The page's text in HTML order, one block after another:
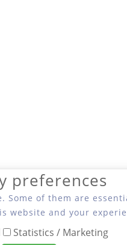
preferences
Some of them are
website and your
Statistics / Marketing